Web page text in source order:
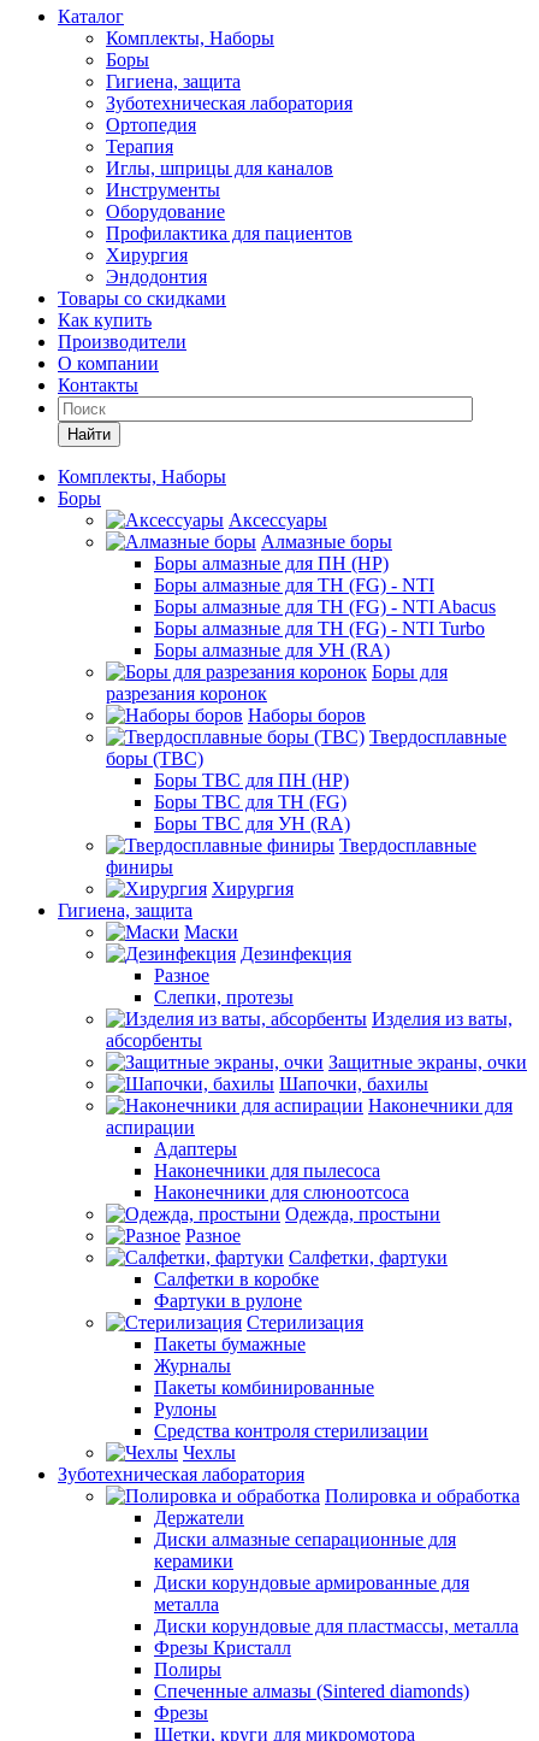
Каталог
Комплекты, Наборы
Боры
Гигиена, защита
Зуботехническая лаборатория
Ортопедия
Терапия
Иглы, шприцы для каналов
Инструменты
Оборудование
Профилактика для пациентов
Хирургия
Эндодонтия
Товары со скидками
Как купить
Производители
О компании
Контакты
Найти
Комплекты, Наборы
Боры
Аксессуары
Алмазные боры
Боры алмазные для ПН (HP)
Боры алмазные для ТН (FG) - NTI
Боры алмазные для ТН (FG) - NTI Abacus
Боры алмазные для ТН (FG) - NTI Turbo
Боры алмазные для УН (RA)
Боры для
разрезания коронок
Наборы боров
Твердосплавные
боры (ТВС)
Боры ТВС для ПН (HP)
Боры ТВС для ТН (FG)
Боры ТВС для УН (RA)
Твердосплавные
финиры
Хирургия
Гигиена, защита
Маски
Дезинфекция
Разное
Слепки, протезы
Изделия из ваты,
абсорбенты
Защитные экраны, очки
Шапочки, бахилы
Наконечники для
аспирации
Адаптеры
Наконечники для пылесоса
Наконечники для слюноотсоса
Одежда, простыни
Разное
Салфетки, фартуки
Салфетки в коробке
Фартуки в рулоне
Стерилизация
Пакеты бумажные
Журналы
Пакеты комбинированные
Рулоны
Средства контроля стерилизации
Чехлы
Зуботехническая лаборатория
Полировка и обработка
Держатели
Диски алмазные сепарационные для
керамики
Диски корундовые армированные для
металла
Диски корундовые для пластмассы, металла
Фрезы Кристалл
Полиры
Спеченные алмазы (Sintered diamonds)
Фрезы
Щетки, круги для микромотора